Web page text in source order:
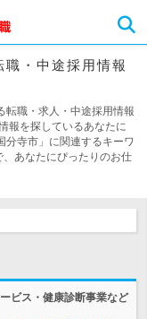
・中途採用情報
転職・求人・中途採用情報
報を探しているあなたに
分寺市」に関連するキーワ
あなたにぴったりのお仕
ビス・健康診断事業など